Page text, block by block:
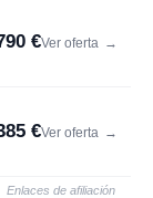
€Ver oferta →
€Ver oferta →
Enlaces de afiliación